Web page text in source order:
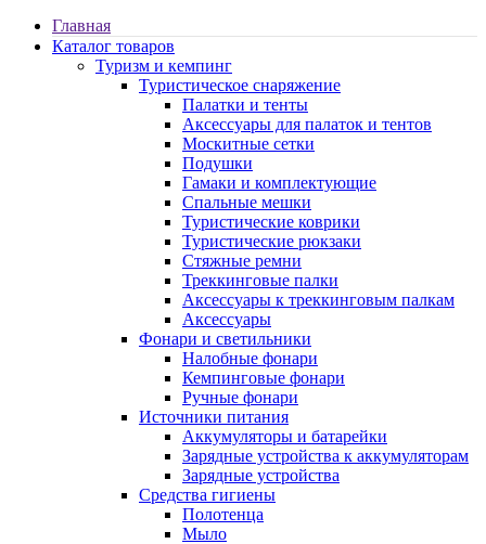
Главная
Каталог товаров
Туризм и кемпинг
Туристическое снаряжение
Палатки и тенты
Аксессуары для палаток и тентов
Москитные сетки
Подушки
Гамаки и комплектующие
Спальные мешки
Туристические коврики
Туристические рюкзаки
Стяжные ремни
Треккинговые палки
Аксессуары к треккинговым палкам
Аксессуары
Фонари и светильники
Налобные фонари
Кемпинговые фонари
Ручные фонари
Источники питания
Аккумуляторы и батарейки
Зарядные устройства к аккумуляторам
Зарядные устройства
Средства гигиены
Полотенца
Мыло